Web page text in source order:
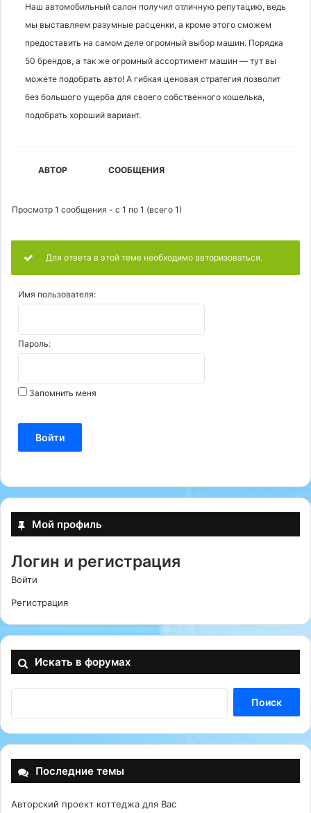
Наш автомобильный салон получил отличную репутацию, ведь
мы выставляем разумные расценки, а кроме этого сможем
предоставить на самом деле огромный выбор машин. Порядка
50 брендов, а так же огромный ассортимент машин — тут вы
можете подобрать авто! А гибкая ценовая стратегия позволит
без большого ущерба для своего собственного кошелька,
подобрать хороший вариант.
АВТОР СООБЩЕНИЯ
Просмотр 1 сообщения - с 1 по 1 (всего 1)
Для ответа в этой теме необходимо авторизоваться.
Имя пользователя:
Пароль:
Запомнить меня
Войти
Мой профиль
Логин и регистрация
Войти
Регистрация
Искать в форумах
Последние темы
Авторский проект коттеджа для Вас